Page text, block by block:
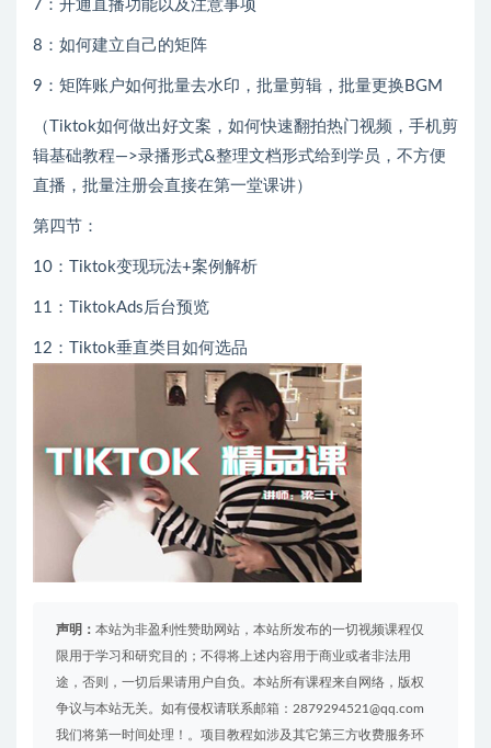
7：开通直播功能以及注意事项
8：如何建立自己的矩阵
9：矩阵账户如何批量去水印，批量剪辑，批量更换BGM
（Tiktok如何做出好文案，如何快速翻拍热门视频，手机剪
辑基础教程—>录播形式&整理文档形式给到学员，不方便
直播，批量注册会直接在第一堂课讲）
第四节：
10：Tiktok变现玩法+案例解析
11：TiktokAds后台预览
12：Tiktok垂直类目如何选品
声明： 本站为非盈利性赞助网站，本站所发布的一切视频课程仅
限用于学习和研究目的；不得将上述内容用于商业或者非法用
途，否则，一切后果请用户自负。本站所有课程来自网络，版权
争议与本站无关。如有侵权请联系邮箱：2879294521@qq.com
我们将第一时间处理！。项目教程如涉及其它第三方收费服务环